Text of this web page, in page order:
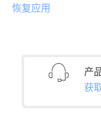
恢复应用
产
获